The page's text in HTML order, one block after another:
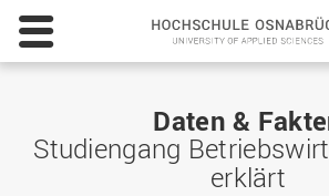
Daten &
Studiengang
erklärt